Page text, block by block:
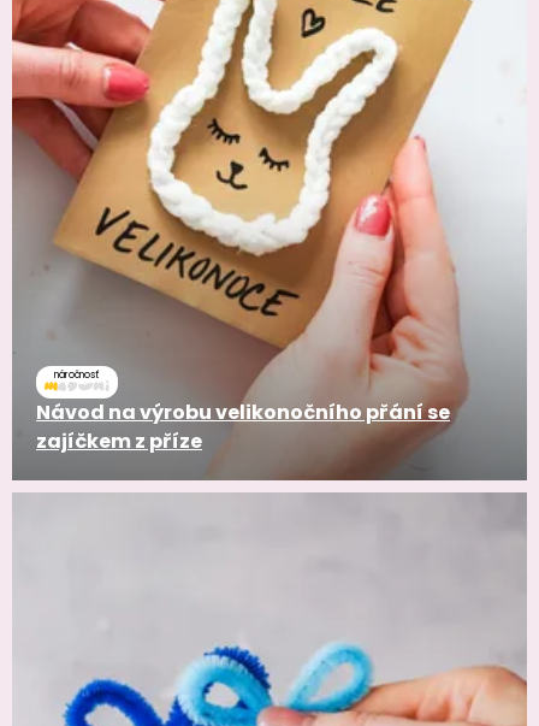
náročnosť
Návod na výrobu velikonočního přání se
zajíčkem z příze